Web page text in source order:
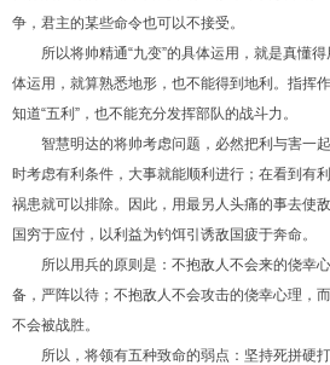
争，君主的某些命令也可以不接受。
所以将帅精通“九变”的具体运用，就是真懂
体运用，就算熟悉地形，也不能得到地利。指挥
知道“五利”，也不能充分发挥部队的战斗力。
智慧明达的将帅考虑问题，必然把利与害一
时考虑有利条件，大事就能顺利进行；在看到有
祸患就可以排除。因此，用最另人头痛的事去使
国穷于应付，以利益为钓饵引诱敌国疲于奔命。
所以用兵的原则是：不抱敌人不会来的侥幸
备，严阵以待；不抱敌人不会攻击的侥幸心理，
不会被战胜。
所以，将领有五种致命的弱点：坚持死拼硬